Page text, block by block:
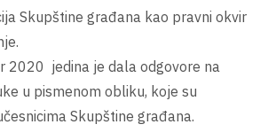
Skupštine građana kao pravni okvir
2020 jedina je dala odgovore na
u pismenom obliku, koje su
Skupštine građana.